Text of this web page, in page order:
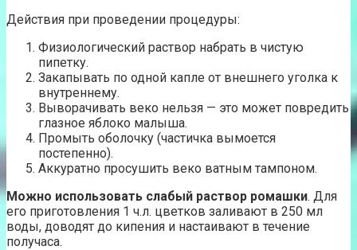
Действия при проведении процедуры:
Физиологический раствор набрать в чистую
пипетку.
Закапывать по одной капле от внешнего уголка к
внутреннему.
Выворачивать веко нельзя — это может повредить
глазное яблоко малыша.
Промыть оболочку (частичка вымоется
постепенно).
Аккуратно просушить веко ватным тампоном.
Можно использовать слабый раствор ромашки. Для
его приготовления 1 ч.л. цветков заливают в 250 мл
воды, доводят до кипения и настаивают в течение
получаса.